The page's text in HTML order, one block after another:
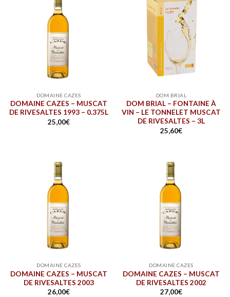
DOMAINE CAZES
DOMAINE CAZES – MUSCAT
DE RIVESALTES 1993 – 0.375L
25,00€
DOM BRIAL
DOM BRIAL – FONTAINE À
VIN – LE TONNELET MUSCAT
DE RIVESALTES – 3L
25,60€
DOMAINE CAZES
DOMAINE CAZES – MUSCAT
DE RIVESALTES 2003
26,00€
DOMAINE CAZES
DOMAINE CAZES – MUSCAT
DE RIVESALTES 2002
27,00€